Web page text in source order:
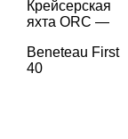
Крейсерская
яхта ORC —
Beneteau First
40